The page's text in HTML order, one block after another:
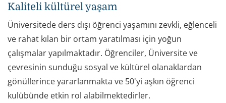
Kaliteli kültürel yaşam
Üniversitede ders dışı öğrenci yaşamını zevkli, eğlenceli
ve rahat kılan bir ortam yaratılması için yoğun
çalışmalar yapılmaktadır. Öğrenciler, Üniversite ve
çevresinin sunduğu sosyal ve kültürel olanaklardan
gönüllerince yararlanmakta ve 50'yi aşkın öğrenci
kulübünde etkin rol alabilmektedirler.